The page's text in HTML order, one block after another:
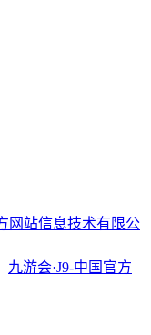
网站信息技术有限公
九游会·J9-中国官方